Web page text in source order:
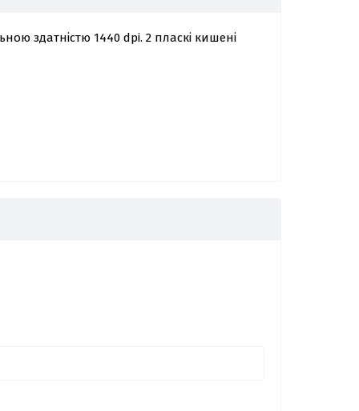
здатністю 1440 dpi. 2 пласкі кишені